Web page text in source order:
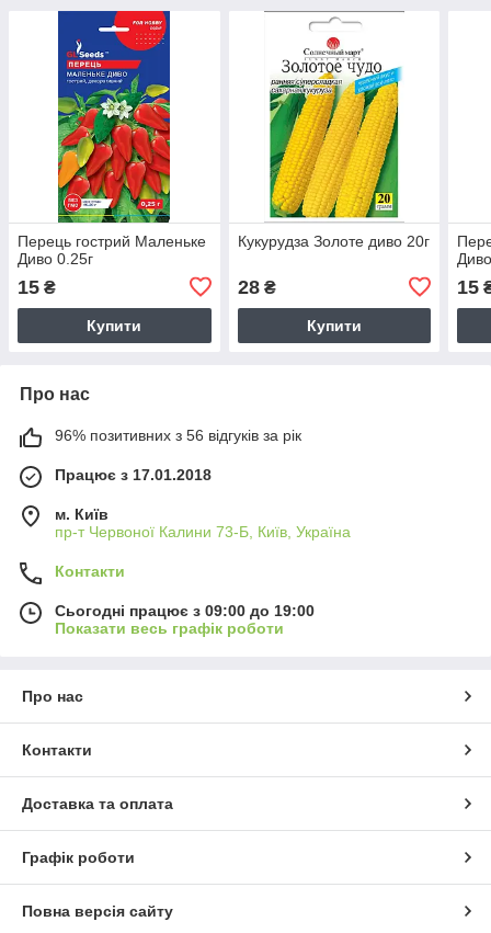
Перець гострий Маленьке
Диво 0.25г
15 ₴
Купити
Кукурудза Золоте диво 20г
28₴
Купити
15
Про нас
96% позитивних з 56 відгуків за рік
Працює з 17.01.2018
м. Київ
пр-т Червоної Калини 73-Б, Київ, Україна
Контакти
Сьогодні працює з 09:00 до 19:00
Показати весь графік роботи
Про нас
Контакти
Доставка та оплата
Графік роботи
Повна версія сайту